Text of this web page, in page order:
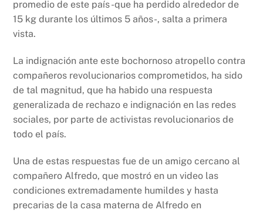
promedio de este país -que ha perdido alrededor de
15 kg durante los últimos 5 años-, salta a primera
vista.
La indignación ante este bochornoso atropello contra
compañeros revolucionarios comprometidos, ha sido
de tal magnitud, que ha habido una respuesta
generalizada de rechazo e indignación en las redes
sociales, por parte de activistas revolucionarios de
todo el país.
Una de estas respuestas fue de un amigo cercano al
compañero Alfredo, que mostró en un video las
condiciones extremadamente humildes y hasta
precarias de la casa materna de Alfredo en